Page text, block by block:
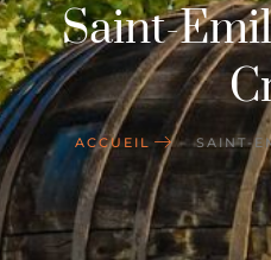
Saint-
ACCUEIL SAINT-